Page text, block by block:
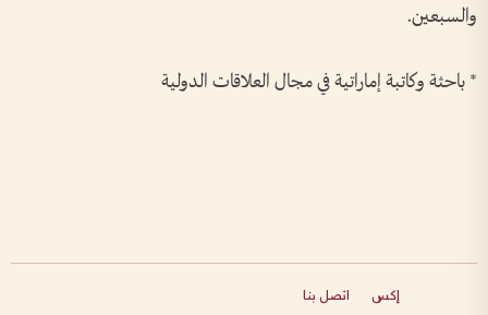
والسبعين.
* باحثة وكاتبة إماراتية في مجال العلاقات الدولية
إكس
اتصل بنا